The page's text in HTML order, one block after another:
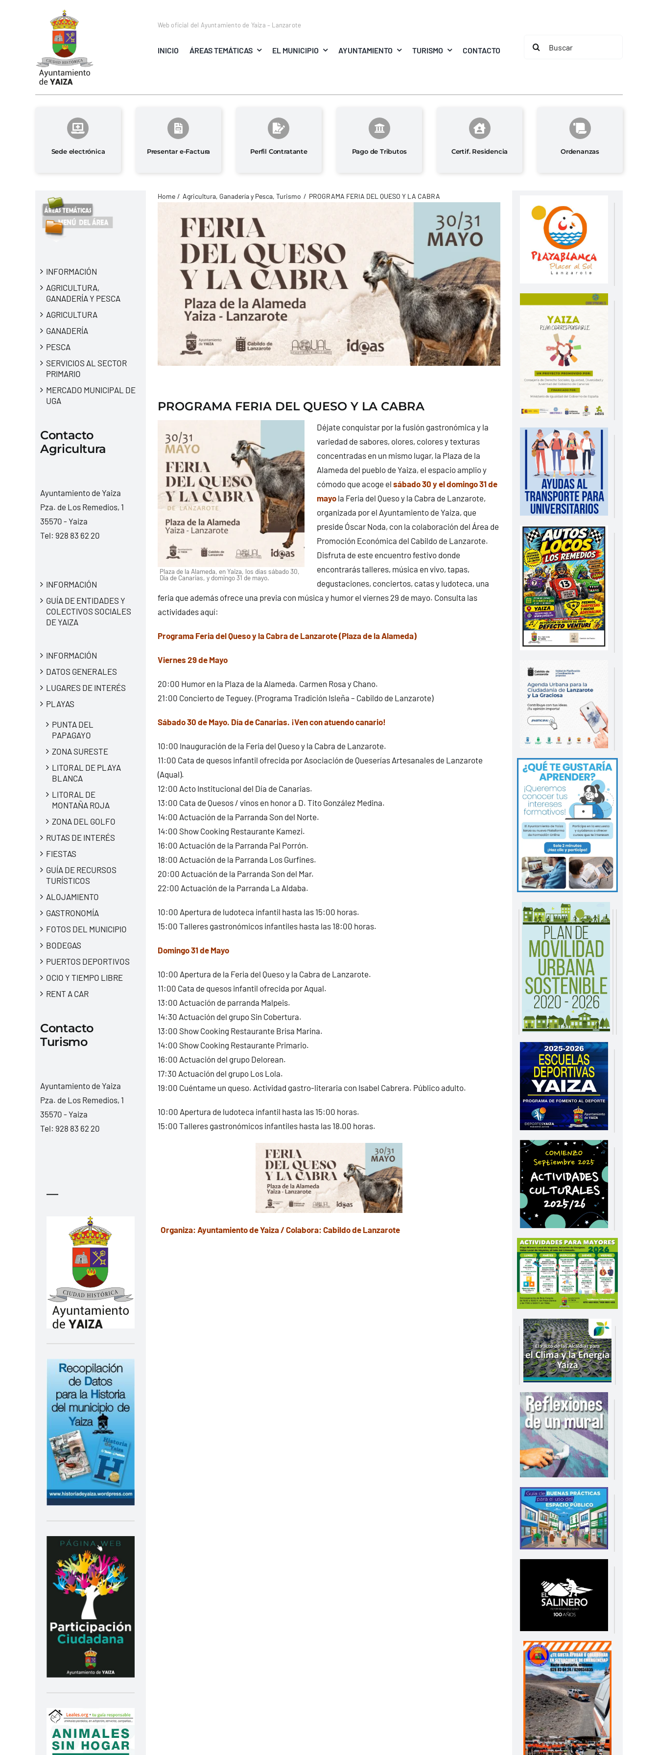
Web oficial del Ayuntamiento de Yaiza – Lanzarote
INICIO ÁREAS TEMÁTICAS EL MUNICIPIO AYUNTAMIENTO TURISMO CONTACTO
Buscar:
Sede electrónica Presentar e-Factura Perfil Contratante Pago de Tributos Certif. Residencia Ordenanzas
INFORMACIÓN
AGRICULTURA,
GANADERÍA Y PESCA
AGRICULTURA
GANADERÍA
PESCA
SERVICIOS AL SECTOR
PRIMARIO
MERCADO MUNICIPAL DE
UGA
Contacto
Agricultura
Ayuntamiento de Yaiza
Pza. de Los Remedios, 1
35570 - Yaiza
Tel: 928 83 62 20
INFORMACIÓN
GUÍA DE ENTIDADES Y
COLECTIVOS SOCIALES
DE YAIZA
INFORMACIÓN
DATOS GENERALES
LUGARES DE INTERÉS
PLAYAS
PUNTA DEL
PAPAGAYO
ZONA SURESTE
LITORAL DE PLAYA
BLANCA
LITORAL DE
MONTAÑA ROJA
ZONA DEL GOLFO
RUTAS DE INTERÉS
FIESTAS
GUÍA DE RECURSOS
TURÍSTICOS
ALOJAMIENTO
GASTRONOMÍA
FOTOS DEL MUNICIPIO
BODEGAS
PUERTOS DEPORTIVOS
OCIO Y TIEMPO LIBRE
RENT A CAR
Contacto
Turismo
Ayuntamiento de Yaiza
Pza. de Los Remedios, 1
35570 - Yaiza
Tel: 928 83 62 20
—
Home Agricultura, Ganadería y Pesca Turismo PROGRAMA FERIA DEL QUESO Y LA CABRA
PROGRAMA FERIA DEL QUESO Y LA CABRA
Plaza de la Alameda, en Yaiza, los días sábado 30,
Día de Canarias, y domingo 31 de mayo.
Déjate conquistar por la fusión gastronómica y la
variedad de sabores, olores, colores y texturas
concentradas en un mismo lugar, la Plaza de la
Alameda del pueblo de Yaiza, el espacio amplio y
cómodo que acoge el sábado 30 y el domingo 31 de
mayola Feria del Queso y la Cabra de Lanzarote,
organizada por el Ayuntamiento de Yaiza, que
preside Óscar Noda, con la colaboración del Área de
Promoción Económica del Cabildo de Lanzarote.
Disfruta de este encuentro festivo donde
encontrarás talleres, música en vivo, tapas,
degustaciones, conciertos, catas y ludoteca, una
feria que además ofrece una previa con música y humor el viernes 29 de mayo. Consulta las
actividades aquí:
Programa Feria del Queso y la Cabra de Lanzarote (Plaza de la Alameda)
Viernes 29 de Mayo
20:00 Humor en la Plaza de la Alameda. Carmen Rosa y Chano.
21:00 Concierto de Teguey. (Programa Tradición Isleña – Cabildo de Lanzarote)
Sábado 30 de Mayo. Día de Canarias. ¡Ven con atuendo canario!
10:00 Inauguración de la Feria del Queso y la Cabra de Lanzarote.
11:00 Cata de quesos infantil ofrecida por Asociación de Queserías Artesanales de Lanzarote
(Aqual).
12:00 Acto Institucional del Día de Canarias.
13:00 Cata de Quesos / vinos en honor a D. Tito González Medina.
14:00 Actuación de la Parranda Son del Norte.
14:00 Show Cooking Restaurante Kamezi.
16:00 Actuación de la Parranda Pal Porrón.
18:00 Actuación de la Parranda Los Gurfines.
20:00 Actuación de la Parranda Son del Mar.
22:00 Actuación de la Parranda La Aldaba.
10:00 Apertura de ludoteca infantil hasta las 15:00 horas.
15:00 Talleres gastronómicos infantiles hasta las 18:00 horas.
Domingo 31 de Mayo
10:00 Apertura de la Feria del Queso y la Cabra de Lanzarote.
11:00 Cata de quesos infantil ofrecida por Aqual.
13:00 Actuación de parranda Malpeis.
14:30 Actuación del grupo Sin Cobertura.
13:00 Show Cooking Restaurante Brisa Marina.
14:00 Show Cooking Restaurante Primario.
16:00 Actuación del grupo Delorean.
17:30 Actuación del grupo Los Lola.
19:00 Cuéntame un queso. Actividad gastro-literaria con Isabel Cabrera. Público adulto.
10:00 Apertura de ludoteca infantil hasta las 15:00 horas.
15:00 Talleres gastronómicos infantiles hasta las 18.00 horas.
Organiza: Ayuntamiento de Yaiza / Colabora: Cabildo de Lanzarote